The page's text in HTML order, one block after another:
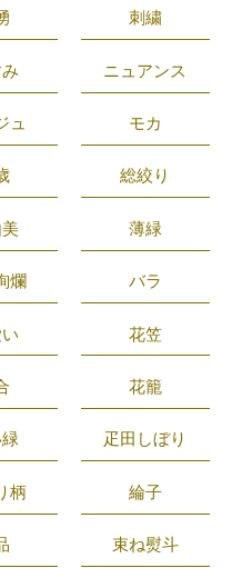
刺繍
ニュアンス
ュ モカ
総絞り
薄緑
爛 バラ
花笠
花籠
疋田しぼり
柄 綸子
束ね熨斗